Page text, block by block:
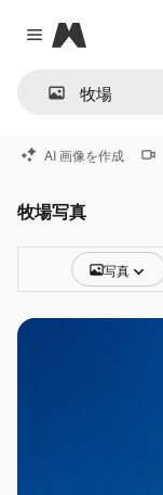
Close menu
Magnific
AI 画像を作成
牧場写真
写真